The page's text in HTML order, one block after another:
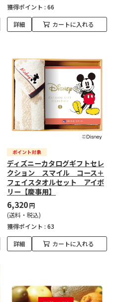
獲得ポイント : 66
詳細 カートに入れる
ディズニーカタログギフトセレ
クション スマイル コース＋
フェイスタオルセット アイボ
リー【慶事用】
6,320円
(送料・税込)
獲得ポイント : 63
詳細 カートに入れる